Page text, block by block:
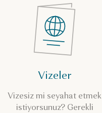
Vizeler
Vizesiz mi seyahat etmek
istiyorsunuz? Gerekli